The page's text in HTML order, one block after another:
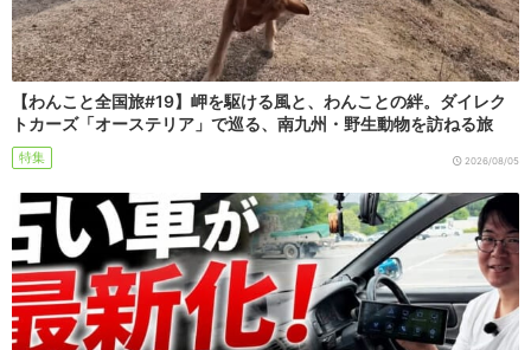
【わんこと全国旅#19】岬を駆ける風と、わんことの絆。ダイレク
トカーズ「オーステリア」で巡る、南九州・野生動物を訪ねる旅
特集 2026/08/05